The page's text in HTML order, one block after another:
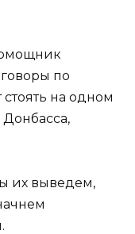
по
на одном
их выведем,